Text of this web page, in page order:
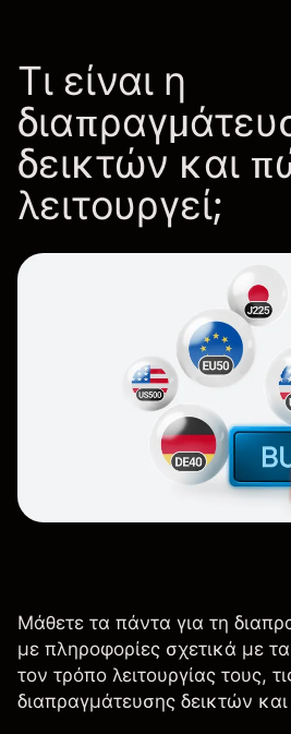
Τι είναι η
δεικτών και
λειτουργεί;
Μάθετε τα πάντα για τη
με πληροφορίες σχετικά με
τον τρόπο λειτουργίας τους,
διαπραγμάτευσης δεικτών